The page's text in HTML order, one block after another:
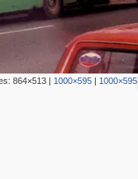
864×513| 1000×595| 1000×595